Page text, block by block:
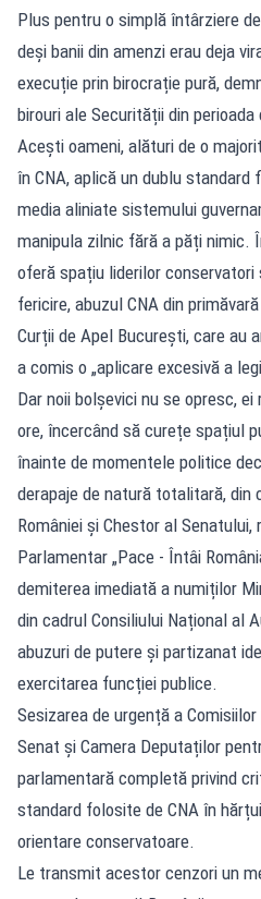
Plus pentru o simplă întârziere
deși banii din amenzi erau deja
execuție prin birocrație pură,
birouri ale Securității din
Acești oameni, alături de o
în CNA, aplică un dublu
media aliniate sistemului
manipula zilnic fără a păți nimic.
oferă spațiu liderilor
fericire, abuzul CNA din
Curții de Apel București, care au
a comis o „aplicare excesivă a
Dar noii bolșevici nu se opresc,
ore, încercând să curețe spațiul
înainte de momentele politice
derapaje de natură totalitară, din
României și Chestor al Senatului,
Parlamentar „Pace - Întâi
demiterea imediată a numiților
din cadrul Consiliului Național al
abuzuri de putere și partizanat
exercitarea funcției publice.
Sesizarea de urgență a
Senat și Camera Deputaților
parlamentară completă privind
standard folosite de CNA în
orientare conservatoare.
Le transmit acestor cenzori un